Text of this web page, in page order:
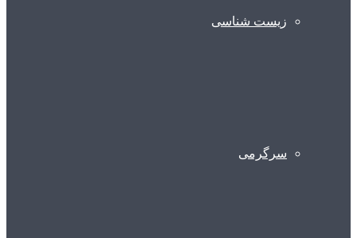
زیست شناسی
سرگرمی